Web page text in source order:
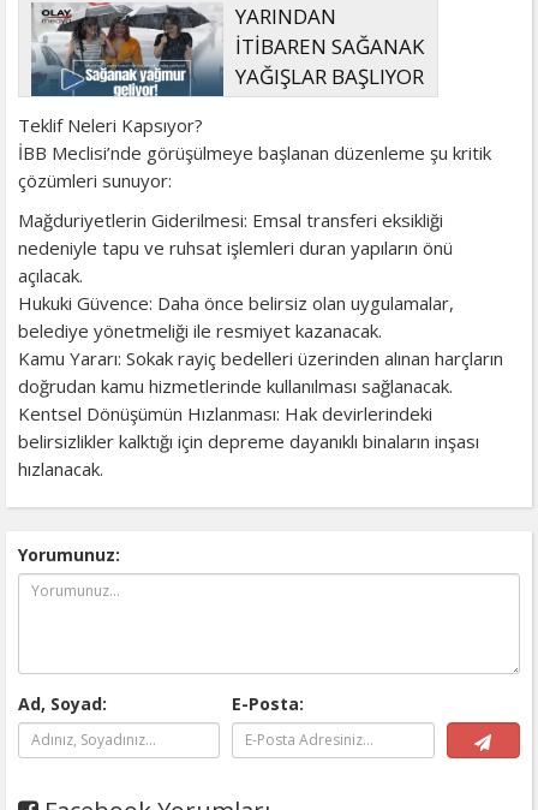
YARINDAN
İTİBAREN SAĞANAK
YAĞIŞLAR BAŞLIYOR
Teklif Neleri Kapsıyor?
İBB Meclisi’nde görüşülmeye başlanan düzenleme şu kritik
çözümleri sunuyor:
Mağduriyetlerin Giderilmesi: Emsal transferi eksikliği
nedeniyle tapu ve ruhsat işlemleri duran yapıların önü
açılacak.
Hukuki Güvence: Daha önce belirsiz olan uygulamalar,
belediye yönetmeliği ile resmiyet kazanacak.
Kamu Yararı: Sokak rayiç bedelleri üzerinden alınan harçların
doğrudan kamu hizmetlerinde kullanılması sağlanacak.
Kentsel Dönüşümün Hızlanması: Hak devirlerindeki
belirsizlikler kalktığı için depreme dayanıklı binaların inşası
hızlanacak.
Yorumunuz:
Ad, Soyad: E-Posta: